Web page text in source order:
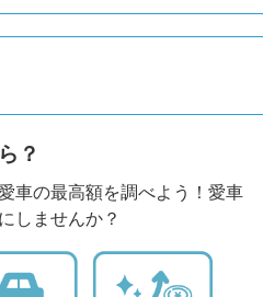
？
車の最高額を調べよう！愛車
しませんか？